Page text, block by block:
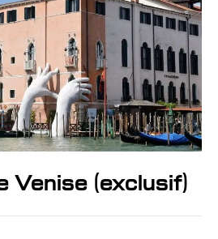
Venise (exclusif)